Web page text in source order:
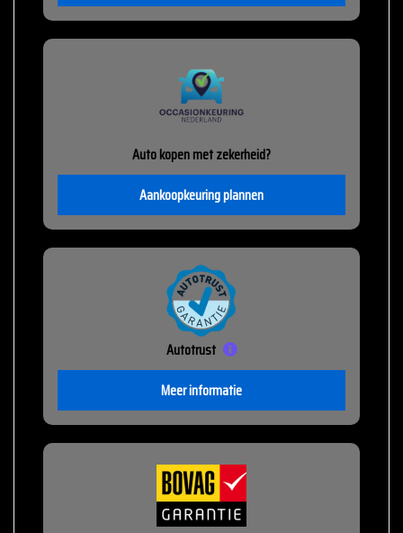
Auto kopen met zekerheid?
Aankoopkeuring plannen
Autotrust
Meer informatie